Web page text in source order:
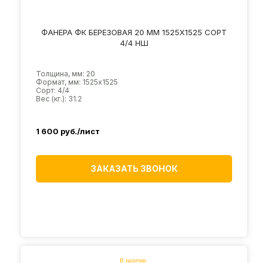
ФАНЕРА ФК БЕРЕЗОВАЯ 20 ММ 1525Х1525 СОРТ
4/4 НШ
Толщина, мм: 20
Формат, мм: 1525х1525
Сорт: 4/4
Вес (кг.): 31.2
1 600 руб./лист
ЗАКАЗАТЬ ЗВОНОК